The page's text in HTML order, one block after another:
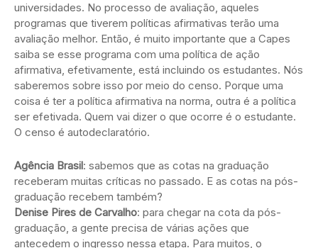
universidades. No processo de avaliação, aqueles
programas que tiverem políticas afirmativas terão uma
avaliação melhor. Então, é muito importante que a Capes
saiba se esse programa com uma política de ação
afirmativa, efetivamente, está incluindo os estudantes. Nós
saberemos sobre isso por meio do censo. Porque uma
coisa é ter a política afirmativa na norma, outra é a política
ser efetivada. Quem vai dizer o que ocorre é o estudante.
O censo é autodeclaratório.
Agência Brasil: sabemos que as cotas na graduação
receberam muitas críticas no passado. E as cotas na pós-
graduação recebem também?
Denise Pires de Carvalho: para chegar na cota da pós-
graduação, a gente precisa de várias ações que
antecedem o ingresso nessa etapa. Para muitos, o